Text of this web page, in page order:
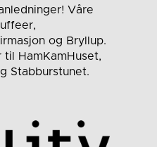
Våre
og Bryllup.
HamKamHuset,
Stabburstunet.